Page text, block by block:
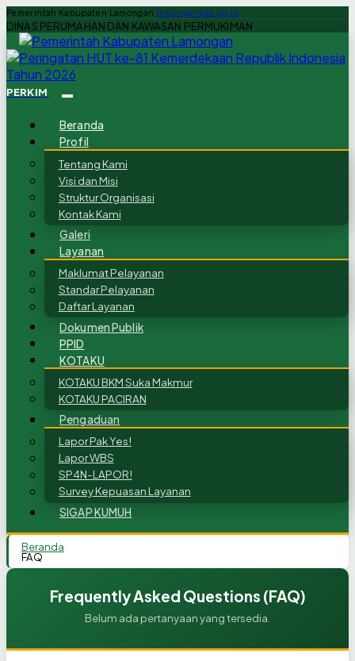
Pemerintah Kabupaten Lamongan lamongankab.go.id
DINAS PERUMAHAN DAN KAWASAN PERMUKIMAN
PERKIM
Beranda
Profil
Tentang Kami
Visi dan Misi
Struktur Organisasi
Kontak Kami
Galeri
Layanan
Maklumat Pelayanan
Standar Pelayanan
Daftar Layanan
Dokumen Publik
PPID
KOTAKU
KOTAKU BKM Suka Makmur
KOTAKU PACIRAN
Pengaduan
Lapor Pak Yes!
Lapor WBS
SP4N-LAPOR!
Survey Kepuasan Layanan
SIGAP KUMUH
Beranda
FAQ
Frequently Asked Questions (FAQ)
Belum ada pertanyaan yang tersedia.